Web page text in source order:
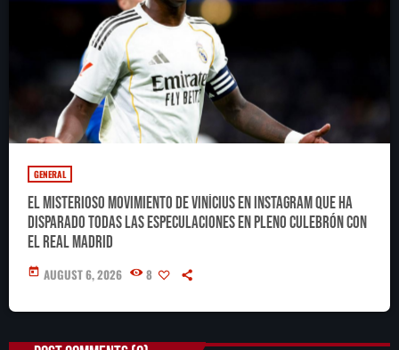
GENERAL
El misterioso movimiento de Vinícius en Instagram que ha
disparado todas las especulaciones en pleno culebrón con
el Real Madrid
today AUGUST 6, 2026 8